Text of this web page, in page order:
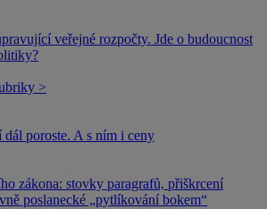
veřejné rozpočty. Jde o budoucnost
>
dál poroste. A s ním i ceny
zákona: stovky paragrafů, přiškrcení
poslanecké „pytlíkování bokem“